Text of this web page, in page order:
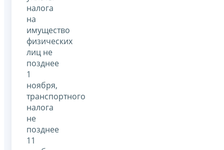
налога
на
имущество
физических
лиц не
позднее
1
ноября,
транспортного
налога
не
позднее
11